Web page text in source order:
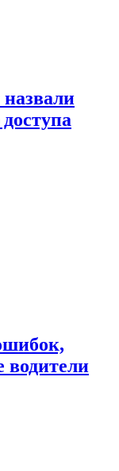
водители